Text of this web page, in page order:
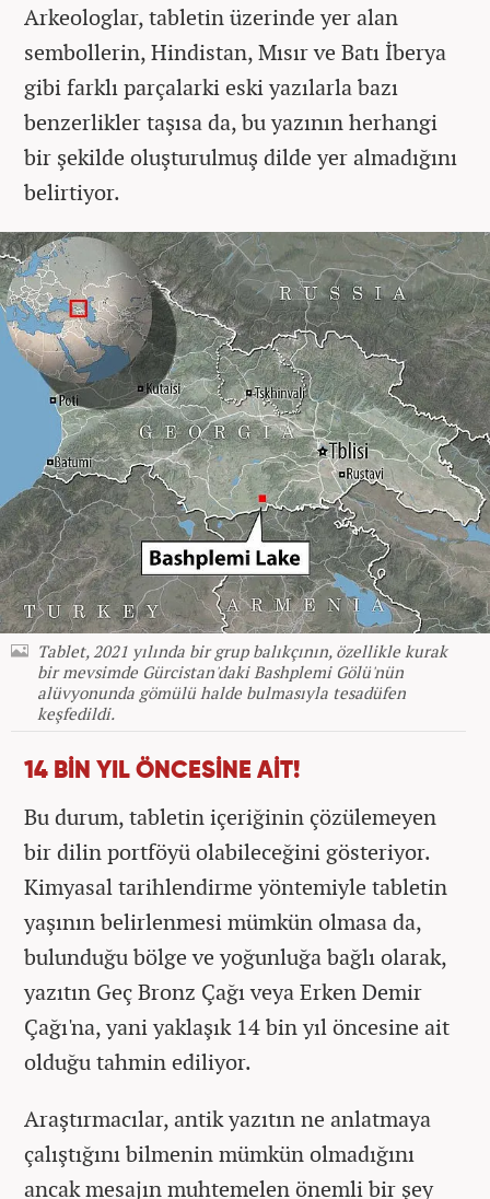
Arkeologlar, tabletin üzerinde yer alan
sembollerin, Hindistan, Mısır ve Batı İberya
gibi farklı parçalarki eski yazılarla bazı
benzerlikler taşısa da, bu yazının herhangi
bir şekilde oluşturulmuş dilde yer almadığını
belirtiyor.
Tablet, 2021 yılında bir grup balıkçının, özellikle kurak
bir mevsimde Gürcistan'daki Bashplemi Gölü'nün
alüvyonunda gömülü halde bulmasıyla tesadüfen
keşfedildi.
14 BİN YIL ÖNCESİNE AİT!
Bu durum, tabletin içeriğinin çözülemeyen
bir dilin portföyü olabileceğini gösteriyor.
Kimyasal tarihlendirme yöntemiyle tabletin
yaşının belirlenmesi mümkün olmasa da,
bulunduğu bölge ve yoğunluğa bağlı olarak,
yazıtın Geç Bronz Çağı veya Erken Demir
Çağı'na, yani yaklaşık 14 bin yıl öncesine ait
olduğu tahmin ediliyor.
Araştırmacılar, antik yazıtın ne anlatmaya
çalıştığını bilmenin mümkün olmadığını
ancak mesajın muhtemelen önemli bir şey